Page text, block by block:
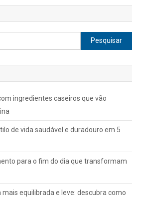
Pesquisar
por:
ingredientes caseiros que vão
de vida saudável e duradouro em 5
para o fim do dia que transformam
mais equilibrada e leve: descubra como